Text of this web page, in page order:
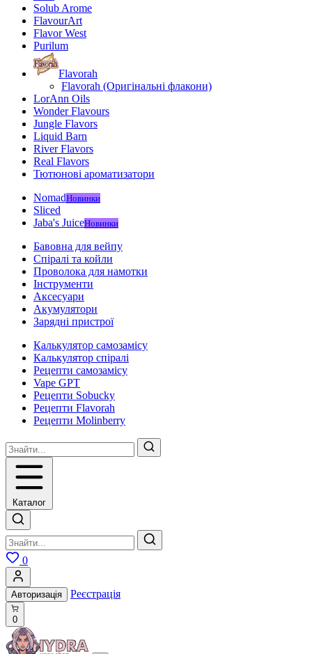
Solub Arome
FlavourArt
Flavor West
Purilum
Flavorah
Flavorah (Оригінальні флакони)
LorAnn Oils
Wonder Flavours
Jungle Flavors
Liquid Barn
River Flavors
Real Flavors
Тютюнові ароматизатори
NomadНовинки
Sliced
Jaba's JuiceНовинки
Бавовна для вейпу
Спіралі та койли
Проволока для намотки
Інструменти
Аксесуари
Акумулятори
Зарядні пристрої
Калькулятор самозамісу
Калькулятор спіралі
Рецепти самозамісу
Vape GPT
Рецепти Sobucky
Рецепти Flavorah
Рецепти Molinberry
Каталог
0
Авторизація Реєстрація
0